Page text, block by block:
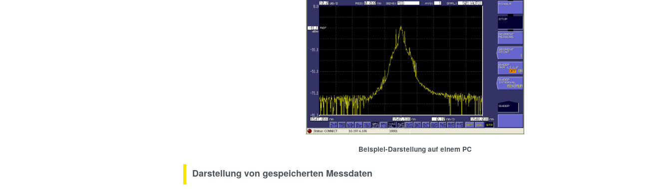
Beispiel-Darstellung auf einem PC
Darstellung von gespeicherten Messdaten